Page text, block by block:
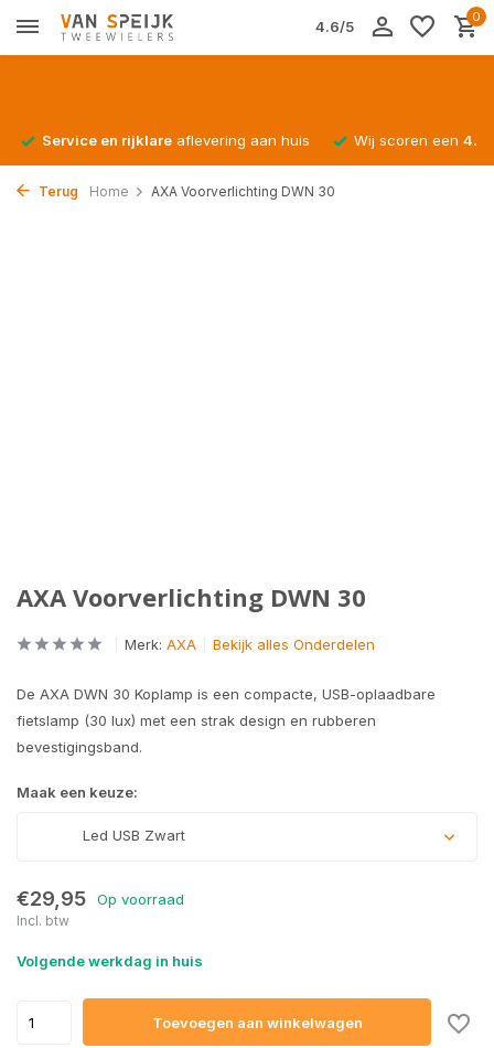
4.6/5
0
Service en rijklare aflevering aan huis Wij scoren een
Terug Home AXA Voorverlichting DWN 30
AXA Voorverlichting DWN 30
Merk: AXA Bekijk alles Onderdelen
De AXA DWN 30 Koplamp is een compacte, USB-oplaadbare
fietslamp (30 lux) met een strak design en rubberen
bevestigingsband.
Maak een keuze:
Led USB Zwart
€29,95 Op voorraad
Incl. btw
Volgende werkdag in huis
Toevoegen aan winkelwagen